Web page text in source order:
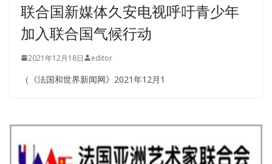
联合国新媒体久安电视呼吁青少年
加入联合国气候行动
2021年12月18日 editor
（《法国和世界新闻网》2021年12月1